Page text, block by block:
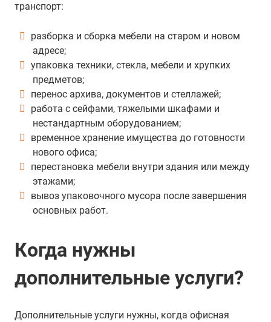
транспорт:
разборка и сборка мебели на старом и новом
адресе;
упаковка техники, стекла, мебели и хрупких
предметов;
перенос архива, документов и стеллажей;
работа с сейфами, тяжелыми шкафами и
нестандартным оборудованием;
временное хранение имущества до готовности
нового офиса;
перестановка мебели внутри здания или между
этажами;
вывоз упаковочного мусора после завершения
основных работ.
Когда нужны
дополнительные услуги?
Дополнительные услуги нужны, когда офисная